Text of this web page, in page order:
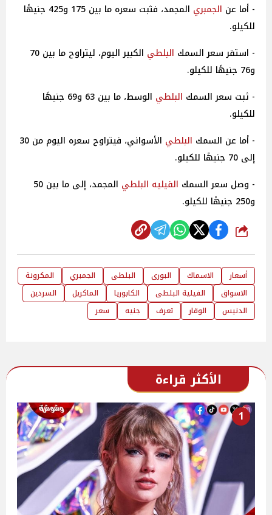
- أما عن الجمبري
المجمد، فثبت سعره ما بين 175 و425 جنيهًا
للكيلو.
- استقر سعر السمك البلطي
الكبير اليوم، ليتراوح ما بين 70
و76 جنيهًا للكيلو.
- ثبت سعر السمك البلطي
الوسط، ما بين 63 و69 جنيهًا
للكيلو.
- أما عن السمك البلطي
الأسواني، فيتراوح سعره اليوم من 30
إلى 70 جنيهًا للكيلو.
- وصل سعر السمك الفيليه البلطي
المجمد، إلى ما بين 50
و250 جنيهًا للكيلو.
شارك
أسعار الاسماك البورى البلطى الجمبري
المكرونة
الاسواق
الفيلية البلطى الكابوريا الماكريل
السردين
الدنيس
الوقار تعرف جنيه سعر
الأكثر قراءة
1